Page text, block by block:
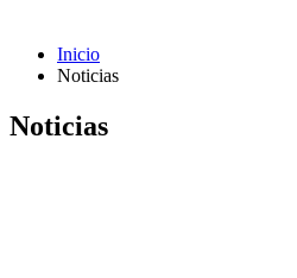
Inicio
Noticias
Noticias